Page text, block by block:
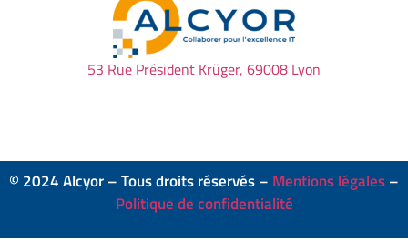
53 Rue Président Krüger, 69008 Lyon
© 2024 Alcyor–Tous droits réservés – Mentions légales–
Politique de confidentialité